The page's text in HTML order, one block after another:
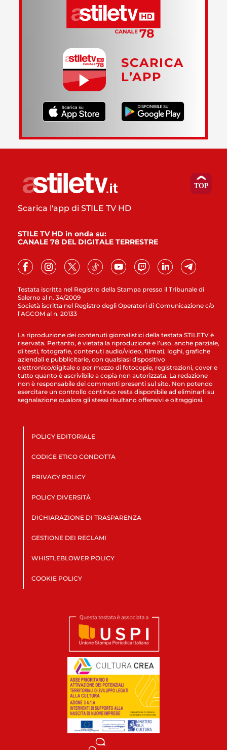
SCARICA
L’APP
Testata iscritta nel Registro della Stampa presso il Tribunale di
Salerno al n. 34/2009
Società iscritta nel Registro degli Operatori di Comunicazione c/o
l’AGCOM al n. 20133
Scarica l'app di STILE TV HD
STILE TV HD in onda su:
CANALE 78 DEL DIGITALE TERRESTRE
La riproduzione dei contenuti giornalistici della testata STILETV è
riservata. Pertanto, è vietata la riproduzione e l’uso, anche parziale,
di testi, fotografie, contenuti audio/video, filmati, loghi, grafiche
aziendali e pubblicitarie, con qualsiasi dispositivo
elettronico/digitale o per mezzo di fotocopie, registrazioni, cover e
tutto quanto è ascrivibile a copia non autorizzata. La redazione
non è responsabile dei commenti presenti sul sito. Non potendo
esercitare un controllo continuo resta disponibile ad eliminarli su
segnalazione qualora gli stessi risultano offensivi e oltraggiosi.
POLICY EDITORIALE
CODICE ETICO CONDOTTA
PRIVACY POLICY
POLICY DIVERSITÀ
DICHIARAZIONE DI TRASPARENZA
GESTIONE DEI RECLAMI
WHISTLEBLOWER POLICY
COOKIE POLICY